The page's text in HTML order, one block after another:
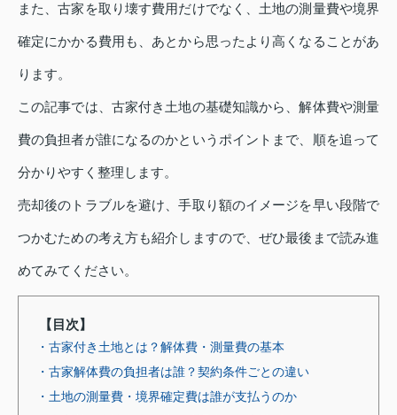
また、古家を取り壊す費用だけでなく、土地の測量費や境界
確定にかかる費用も、あとから思ったより高くなることがあ
ります。
この記事では、古家付き土地の基礎知識から、解体費や測量
費の負担者が誰になるのかというポイントまで、順を追って
分かりやすく整理します。
売却後のトラブルを避け、手取り額のイメージを早い段階で
つかむための考え方も紹介しますので、ぜひ最後まで読み進
めてみてください。
【目次】
・古家付き土地とは？解体費・測量費の基本
・古家解体費の負担者は誰？契約条件ごとの違い
・土地の測量費・境界確定費は誰が支払うのか